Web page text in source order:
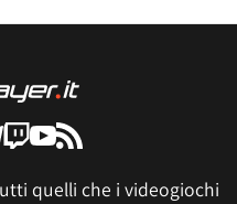
quelli che i videogiochi